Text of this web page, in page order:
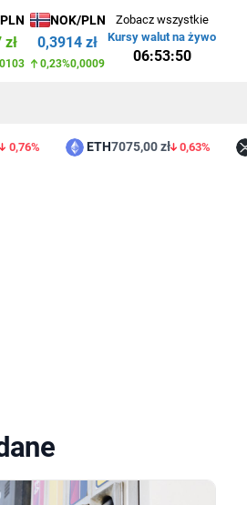
zł
NOK/PLN
0,3914 zł
0,23%0,0009
Zobacz wszystkie
Kursy walut na żywo
06:53:50
ETH7075,00 zł 0,63%